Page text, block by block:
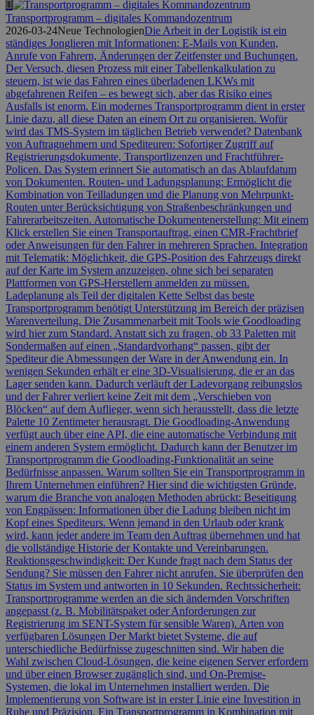
Transportprogramm – digitales Kommandozentrum
2026-03-24Neue TechnologienDie Arbeit in der Logistik ist ein
ständiges Jonglieren mit Informationen: E-Mails von Kunden,
Anrufe von Fahrern, Änderungen der Zeitfenster und Buchungen.
Der Versuch, diesen Prozess mit einer Tabellenkalkulation zu
steuern, ist wie das Fahren eines überladenen LKWs mit
abgefahrenen Reifen – es bewegt sich, aber das Risiko eines
Ausfalls ist enorm. Ein modernes Transportprogramm dient in erster
Linie dazu, all diese Daten an einem Ort zu organisieren. Wofür
wird das TMS-System im täglichen Betrieb verwendet? Datenbank
von Auftragnehmern und Spediteuren: Sofortiger Zugriff auf
Registrierungsdokumente, Transportlizenzen und Frachtführer-
Policen. Das System erinnert Sie automatisch an das Ablaufdatum
von Dokumenten. Routen- und Ladungsplanung: Ermöglicht die
Kombination von Teilladungen und die Planung von Mehrpunkt-
Routen unter Berücksichtigung von Straßenbeschränkungen und
Fahrerarbeitszeiten. Automatische Dokumentenerstellung: Mit einem
Klick erstellen Sie einen Transportauftrag, einen CMR-Frachtbrief
oder Anweisungen für den Fahrer in mehreren Sprachen. Integration
mit Telematik: Möglichkeit, die GPS-Position des Fahrzeugs direkt
auf der Karte im System anzuzeigen, ohne sich bei separaten
Plattformen von GPS-Herstellern anmelden zu müssen.
Ladeplanung als Teil der digitalen Kette Selbst das beste
Transportprogramm benötigt Unterstützung im Bereich der präzisen
Warenverteilung. Die Zusammenarbeit mit Tools wie Goodloading
wird hier zum Standard. Anstatt sich zu fragen, ob 33 Paletten mit
Sondermaßen auf einen „Standardvorhang“ passen, gibt der
Spediteur die Abmessungen der Ware in der Anwendung ein. In
wenigen Sekunden erhält er eine 3D-Visualisierung, die er an das
Lager senden kann. Dadurch verläuft der Ladevorgang reibungslos
und der Fahrer verliert keine Zeit mit dem „Verschieben von
Blöcken“ auf dem Auflieger, wenn sich herausstellt, dass die letzte
Palette 10 Zentimeter herausragt. Die Goodloading-Anwendung
verfügt auch über eine API, die eine automatische Verbindung mit
einem anderen System ermöglicht. Dadurch kann der Benutzer im
Transportprogramm die Goodloading-Funktionalität an seine
Bedürfnisse anpassen. Warum sollten Sie ein Transportprogramm in
Ihrem Unternehmen einführen? Hier sind die wichtigsten Gründe,
warum die Branche von analogen Methoden abrückt: Beseitigung
von Engpässen: Informationen über die Ladung bleiben nicht im
Kopf eines Spediteurs. Wenn jemand in den Urlaub oder krank
wird, kann jeder andere im Team den Auftrag übernehmen und hat
die vollständige Historie der Kontakte und Vereinbarungen.
Reaktionsgeschwindigkeit: Der Kunde fragt nach dem Status der
Sendung? Sie müssen den Fahrer nicht anrufen. Sie überprüfen den
Status im System und antworten in 10 Sekunden. Rechtssicherheit:
Transportprogramme werden an die sich ändernden Vorschriften
angepasst (z. B. Mobilitätspaket oder Anforderungen zur
Registrierung im SENT-System für sensible Waren). Arten von
verfügbaren Lösungen Der Markt bietet Systeme, die auf
unterschiedliche Bedürfnisse zugeschnitten sind. Wir haben die
Wahl zwischen Cloud-Lösungen, die keine eigenen Server erfordern
und über einen Browser zugänglich sind, und On-Premise-
Systemen, die lokal im Unternehmen installiert werden. Die
Implementierung von Software ist in erster Linie eine Investition in
Ruhe und Präzision. Ein Transportprogramm in Kombination mit